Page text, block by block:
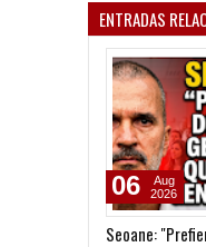
ENTRADAS
Goleada
05
Aug
2026